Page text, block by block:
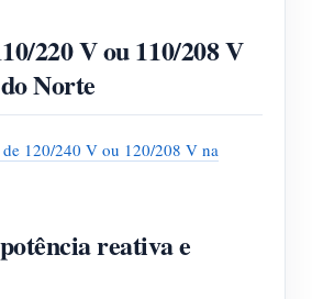
220 V ou 110/208 V
Norte
120/240 V ou 120/208 V na
reativa e